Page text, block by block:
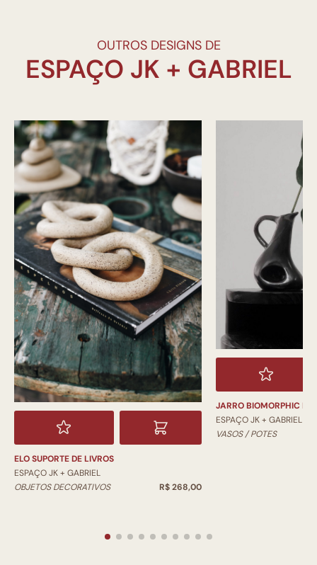
OUTROS DESIGNS DE
ELO SUPORTE DE LIVROS
ESPAÇO JK + GABRIEL
OBJETOS DECORATIVOS
R$ 268,00
JARRO BIOMORPHIC
ESPAÇO JK + GABRIEL
VASOS / POTES